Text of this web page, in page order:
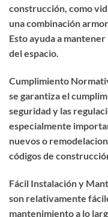
construcción, como
una combinación
Esto ayuda a
del espacio.
Cumplimiento
se garantiza el
seguridad y las
especialmente
nuevos o
códigos de
Fácil Instalación y
son relativamente
mantenimiento a lo